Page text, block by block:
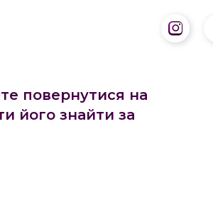
повернутися на
його знайти за